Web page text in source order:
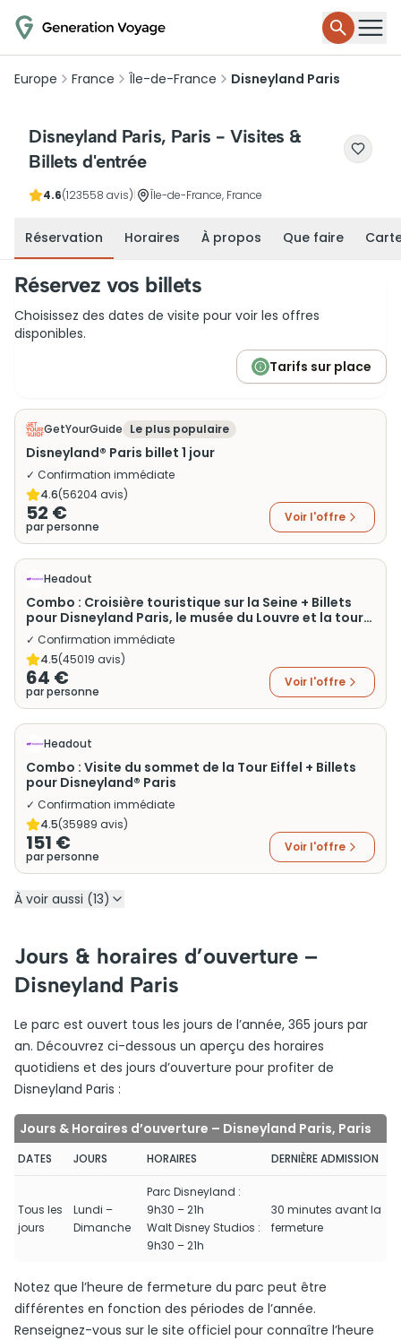
Europe France Île-de-France Disneyland Paris
Disneyland Paris, Paris - Visites &
Billets d'entrée
4.6(123558 avis) Île-de-France, France
Réservation Horaires À propos Que faire
Réservez vos billets
Choisissez des dates de visite pour voir les offres
disponibles.
Tarifs sur place
GetYourGuide Le plus populaire
Disneyland® Paris billet 1 jour
✓ Confirmation immédiate
4.6(56204avis)
52 €
par personne
Voir l'offre
Headout
Combo : Croisière touristique sur la Seine + Billets
pour Disneyland Paris, le musée du Louvre et la tour
Eiffel
✓ Confirmation immédiate
4.5(45019 avis)
64 €
par personne
Voir l'offre
Headout
Combo : Visite du sommet de la Tour Eiffel + Billets
pour Disneyland® Paris
✓ Confirmation immédiate
4.5(35989 avis)
151 €
par personne
Voir l'offre
À voir aussi (13)
Jours & horaires d’ouverture –
Disneyland Paris
Le parc est ouvert tous les jours de l’année, 365 jours par
an. Découvrez ci-dessous un aperçu des horaires
quotidiens et des jours d’ouverture pour profiter de
Disneyland Paris :
Jours & Horaires d’ouverture – Disneyland Paris, Paris
DATES JOURS HORAIRES DERNIÈRE ADMISSION
Tous les
jours
Lundi –
Dimanche
Parc Disneyland :
9h30 – 21h
Walt Disney Studios :
9h30 – 21h
30 minutes avant la
fermeture
Notez que l’heure de fermeture du parc peut être
différentes en fonction des périodes de l’année.
Renseignez-vous sur le site officiel pour connaître l’heure